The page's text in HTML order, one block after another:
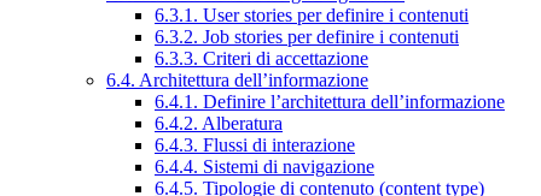
6.3.1. User stories per definire i contenuti
6.3.2. Job stories per definire i contenuti
6.3.3. Criteri di accettazione
6.4. Architettura dell’informazione
6.4.1. Definire l’architettura dell’informazione
6.4.2. Alberatura
6.4.3. Flussi di interazione
6.4.4. Sistemi di navigazione
6.4.5. Tipologie di contenuto (content type)